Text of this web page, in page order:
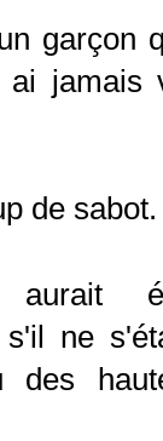
garçon
jamais
de sabot.
aurait
s'il ne
des